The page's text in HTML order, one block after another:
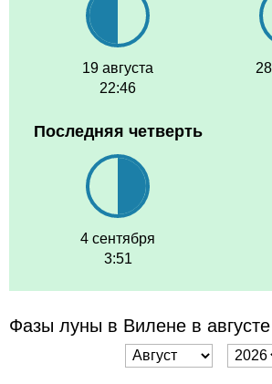
19 августа
22:46
Последняя четверть
4 сентября
3:51
Фазы луны в Вилене в